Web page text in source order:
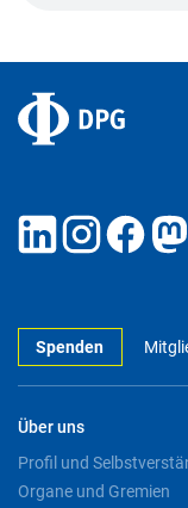
Spenden
Über uns
Profil und
Organe und Gremien